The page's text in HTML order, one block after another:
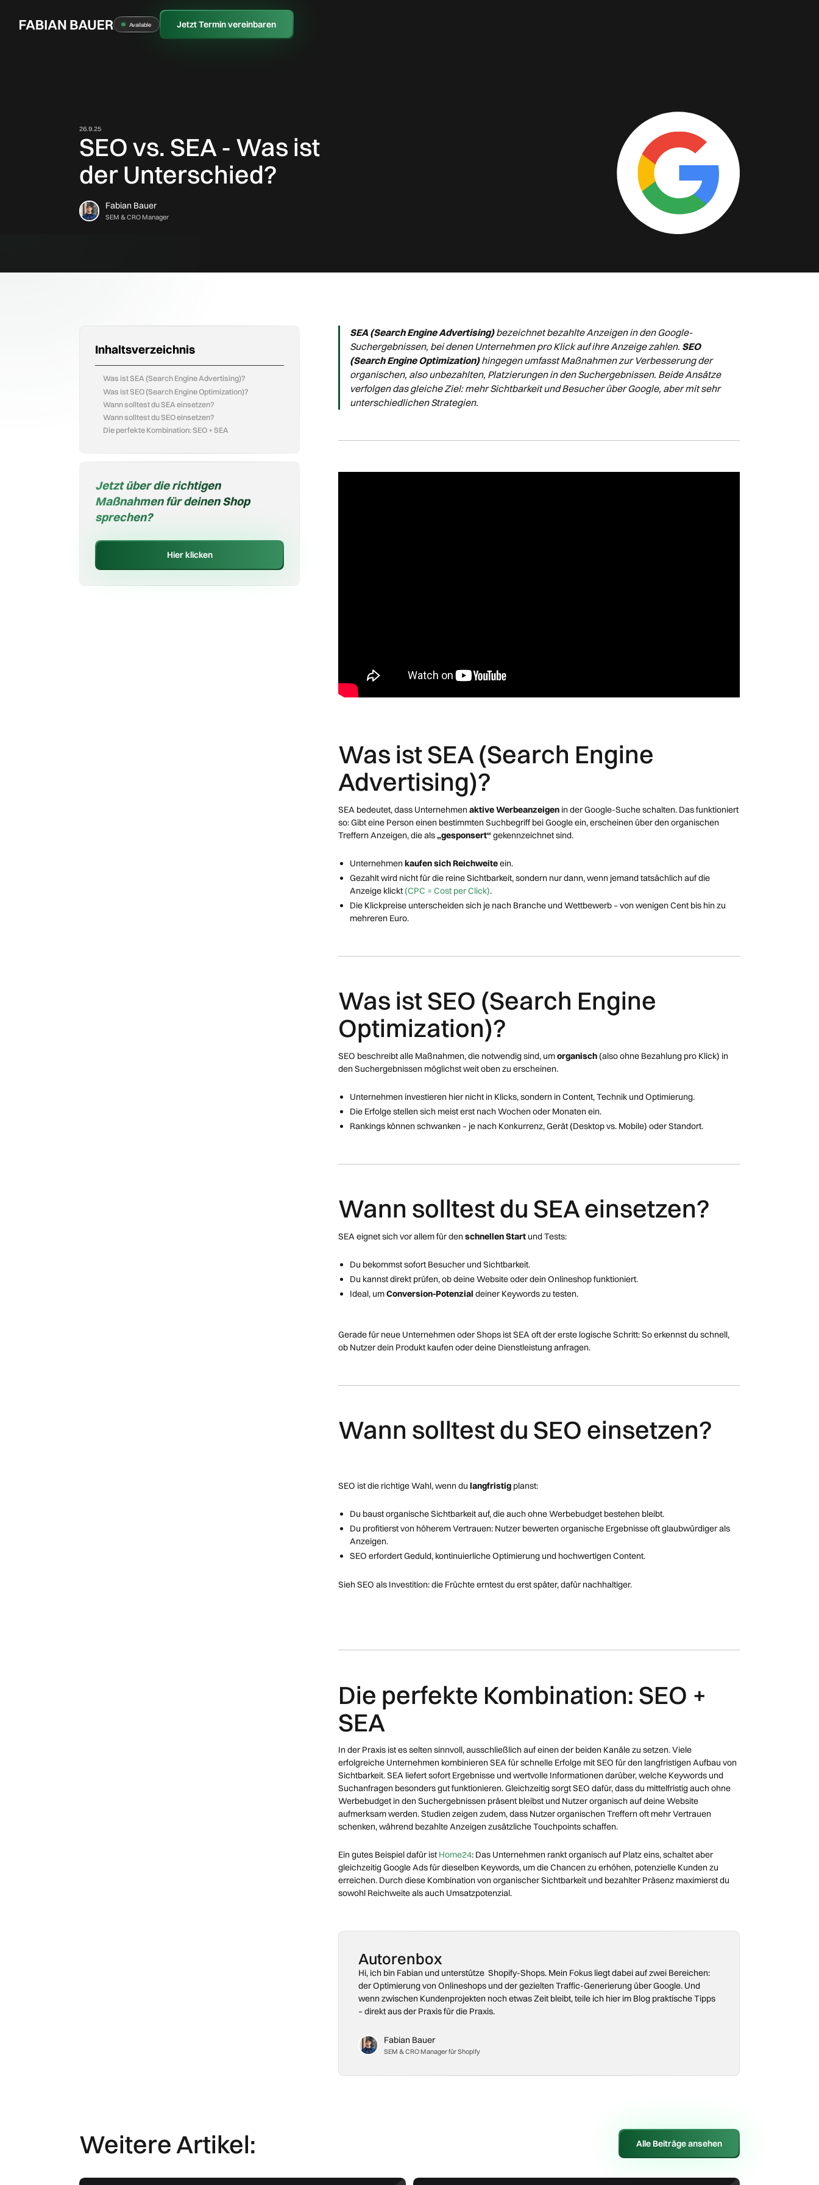
Available Jetzt Termin vereinbaren
26.9.25
SEO vs. SEA - Was ist
der Unterschied?
Fabian Bauer
SEM & CRO Manager
Inhaltsverzeichnis
Was ist SEA (Search Engine Advertising)?
Was ist SEO (Search Engine Optimization)?
Wann solltest du SEA einsetzen?
Wann solltest du SEO einsetzen?
Die perfekte Kombination: SEO + SEA
Jetzt über die richtigen
Maßnahmen für deinen Shop
sprechen?
Hier klicken
SEA (Search Engine Advertising)bezeichnet bezahlte Anzeigen in den Google-
Suchergebnissen, bei denen Unternehmen pro Klick auf ihre Anzeige zahlen. SEO
(Search Engine Optimization)hingegen umfasst Maßnahmen zur Verbesserung der
organischen, also unbezahlten, Platzierungen in den Suchergebnissen. Beide Ansätze
verfolgen das gleiche Ziel: mehr Sichtbarkeit und Besucher über Google, aber mit sehr
unterschiedlichen Strategien.
Was ist SEA (Search Engine
Advertising)?
SEA bedeutet, dass Unternehmenaktive Werbeanzeigen in der Google-Suche schalten. Das funktioniert
so: Gibt eine Person einen bestimmten Suchbegriff bei Google ein, erscheinen über den organischen
Treffern Anzeigen, die als„gesponsert“gekennzeichnet sind.
Unternehmenkaufen sich Reichweiteein.
Gezahlt wird nicht für die reine Sichtbarkeit, sondern nur dann, wenn jemand tatsächlich auf die
Anzeige klickt (CPC = Cost per Click).
Die Klickpreise unterscheiden sich je nach Branche und Wettbewerb – von wenigen Cent bis hin zu
mehreren Euro.
Was ist SEO (Search Engine
Optimization)?
SEO beschreibt alle Maßnahmen, die notwendig sind, umorganisch (also ohne Bezahlung pro Klick) in
den Suchergebnissen möglichst weit oben zu erscheinen.
Unternehmen investieren hier nicht in Klicks, sondern in Content, Technik und Optimierung.
Die Erfolge stellen sich meist erst nach Wochen oder Monaten ein.
Rankings können schwanken – je nach Konkurrenz, Gerät (Desktop vs. Mobile) oder Standort.
Wann solltest du SEA einsetzen?
SEA eignet sich vor allem für denschnellen Start und Tests:
Du bekommst sofort Besucher und Sichtbarkeit.
Du kannst direkt prüfen, ob deine Website oder dein Onlineshop funktioniert.
Ideal, umConversion-Potenzial deiner Keywords zu testen.
Gerade für neue Unternehmen oder Shops ist SEA oft der erste logische Schritt: So erkennst du schnell,
ob Nutzer dein Produkt kaufen oder deine Dienstleistung anfragen.
Wann solltest du SEO einsetzen?
SEO ist die richtige Wahl, wenn dulangfristig planst:
Du baust organische Sichtbarkeit auf, die auch ohne Werbebudget bestehen bleibt.
Du profitierst von höherem Vertrauen: Nutzer bewerten organische Ergebnisse oft glaubwürdiger als
Anzeigen.
SEO erfordert Geduld, kontinuierliche Optimierung und hochwertigen Content.
Sieh SEO als Investition: die Früchte erntest du erst später, dafür nachhaltiger.
Die perfekte Kombination: SEO +
SEA
In der Praxis ist es selten sinnvoll, ausschließlich auf einen der beiden Kanäle zu setzen. Viele
erfolgreiche Unternehmen kombinieren SEA für schnelle Erfolge mit SEO für den langfristigen Aufbau von
Sichtbarkeit. SEA liefert sofort Ergebnisse und wertvolle Informationen darüber, welche Keywords und
Suchanfragen besonders gut funktionieren. Gleichzeitig sorgt SEO dafür, dass du mittelfristig auch ohne
Werbebudget in den Suchergebnissen präsent bleibst und Nutzer organisch auf deine Website
aufmerksam werden. Studien zeigen zudem, dass Nutzer organischen Treffern oft mehr Vertrauen
schenken, während bezahlte Anzeigen zusätzliche Touchpoints schaffen.
Ein gutes Beispiel dafür ist Home24: Das Unternehmen rankt organisch auf Platz eins, schaltet aber
gleichzeitig Google Ads für dieselben Keywords, um die Chancen zu erhöhen, potenzielle Kunden zu
erreichen. Durch diese Kombination von organischer Sichtbarkeit und bezahlter Präsenz maximierst du
sowohl Reichweite als auch Umsatzpotenzial.
Autorenbox
Hi, ich bin Fabian und unterstütze Shopify-Shops. Mein Fokus liegt dabei auf zwei Bereichen:
der Optimierung von Onlineshops und der gezielten Traffic-Generierung über Google. Und
wenn zwischen Kundenprojekten noch etwas Zeit bleibt, teile ich hier im Blog praktische Tipps
– direkt aus der Praxis für die Praxis.
Fabian Bauer
SEM & CRO Manager für Shopify
Weitere Artikel: Alle Beiträge ansehen